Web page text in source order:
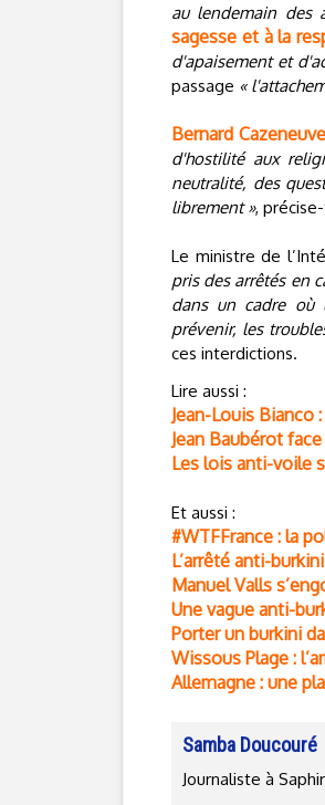
au lendemain des
sagesse et à la
d'apaisement et
passage «
Bernard Cazeneuve
d'hostilité aux
neutralité, des
librement »,
Le ministre de
pris des arrêtés en
dans un cadre où
prévenir, les
ces interdictions.
Lire aussi :
Jean-Louis Bianco
Jean Baubérot
Les lois anti-voile
Et aussi :
#WTFFrance : la
L’arrêté anti-
Manuel Valls
Une vague anti-
Porter un burkini
Wissous Plage :
Allemagne : une
Samba Doucouré
Journaliste à